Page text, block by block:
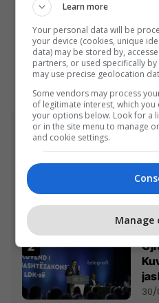
Top 5
së
30/
Learn more
Your personal data will be
your device (cookies, unique
data) may be stored by,
partners, or used specifically
may use precise geolocation
Some vendors may process
of legitimate interest, which
your options below. Look for a
or in the site menu to manage
and cookie settings.
Manage